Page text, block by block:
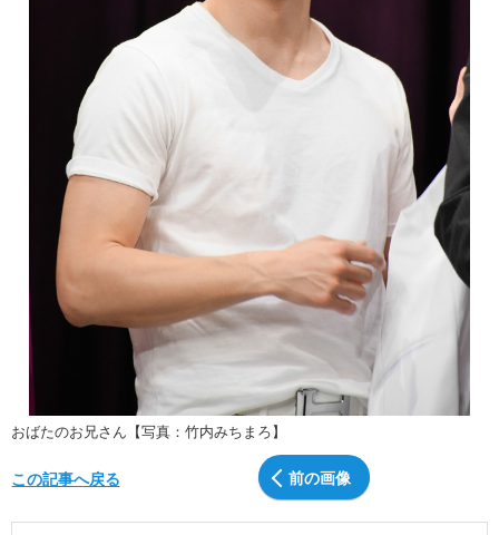
おばたのお兄さん【写真：竹内みちまろ】
前の画像
この記事へ戻る